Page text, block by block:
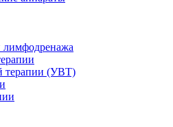
лимфодренажа
терапии (УВТ)